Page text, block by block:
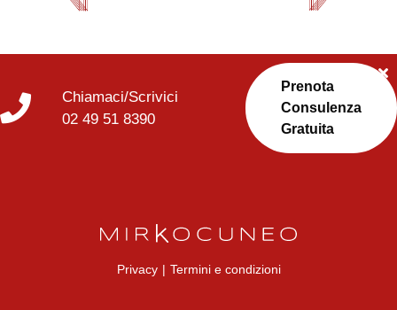
Chiamaci/Scrivici
02 49 51 8390
Prenota
Consulenza
Gratuita
Privacy | Termini e condizioni